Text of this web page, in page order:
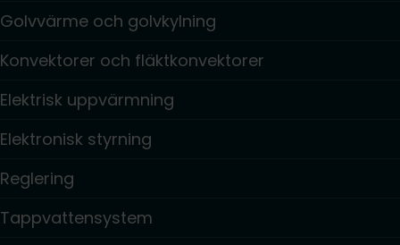
Golvvärme och golvkylning
Konvektorer och fläktkonvektorer
Elektrisk uppvärmning
Elektronisk styrning
Reglering
Tappvattensystem